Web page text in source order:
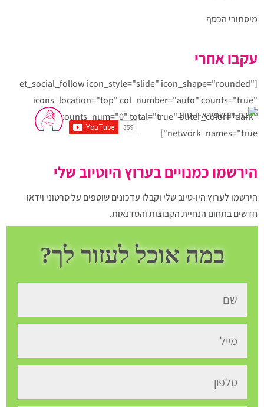
מיסתורי הכסף
עקבו אחרי
[et_social_follow icon_style="slide" icon_shape="rounded"
icons_location="top" col_number="auto" counts="true"
counts_num="0" total="true" outer_color="dark"
network_names="true"]
הירשמו כמנויים בערוץ היוטיוב שלי
הירשמו לערוץ היו-טיוב שלי וקבלו עדכונים שוטפים על סרטוני וידאו
חדשים בתחום הנחיית הקבוצות והסדנאות.
במה אוכל לעזור לך?